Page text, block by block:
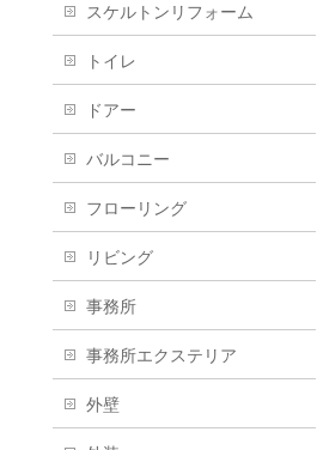
スケルトンリフォーム
トイレ
ドアー
バルコニー
フローリング
リビング
事務所
事務所エクステリア
外壁